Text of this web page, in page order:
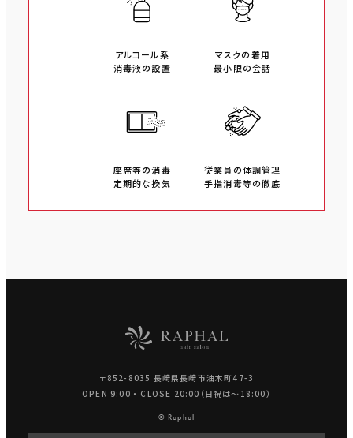
アルコール系
消毒液の設置
マスクの着用
最小限の会話
座席等の消毒
定期的な換気
従業員の体調管理
手指消毒等の徹底
〒852-8035 長崎県長崎市油木町47-3
OPEN 9:00 ・ CLOSE 20:00（日祝は〜18:00）
© Raphal